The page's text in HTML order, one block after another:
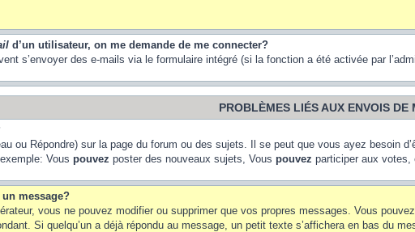
d’un utilisateur, on me demande de me connecter?
s’envoyer des e-mails via le formulaire intégré (si la fonction a été activée par
PROBLÈMES LIÉS AUX ENVOIS DE
ou Répondre) sur la page du forum ou des sujets. Il se peut que vous ayez besoin
Vous pouvez poster des nouveaux sujets, Vous pouvez participer aux votes,
message?
vous ne pouvez modifier ou supprimer que vos propres messages. Vous
Si quelqu’un a déjà répondu au message, un petit texte s’affichera en bas du